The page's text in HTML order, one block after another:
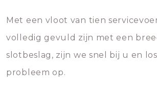
eroverheen hebt
bevriezen.
die relatief gemakkelijk te
beschadigen zijn. In veel
gevallen zult u schade
sloten veroorzaken,
Met een vloot van tien
volledig gevuld zijn met een
slotbeslag, zijn we snel bij u en
probleem op.